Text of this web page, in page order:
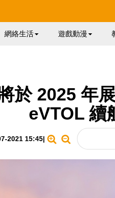
網絡生活 遊戲動漫
於 2025 年
eVTOL 續
2021 15:45|